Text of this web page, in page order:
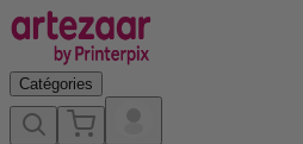
Catégories